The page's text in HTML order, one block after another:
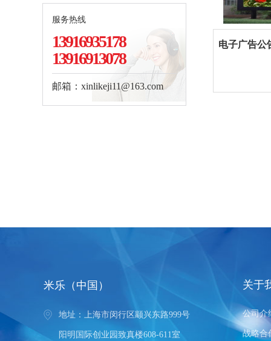
服务热线
13916935178
13916913078
邮箱：xinlikeji11@163.com
易于扩充、
系统。
电子广告公
米乐（中国）
地址：上海市闵行区颛兴东路999号
阳明国际创业园致真楼608-611室
关于
公司介
战略合